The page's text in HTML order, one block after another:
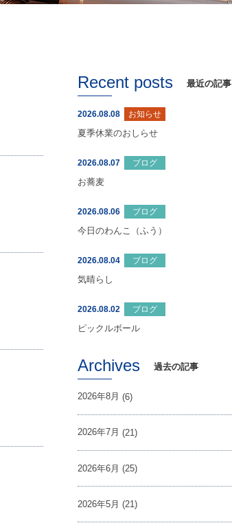
Recent posts 最近の記事
2026.08.08
お知らせ
夏季休業のおしらせ
2026.08.07
ブログ
お蕎麦
2026.08.06
ブログ
今日のわんこ（ふう）
2026.08.04
ブログ
気晴らし
2026.08.02
ブログ
ピックルボール
Archives 過去の記事
2026年8月 (6)
2026年7月 (21)
2026年6月 (25)
2026年5月 (21)